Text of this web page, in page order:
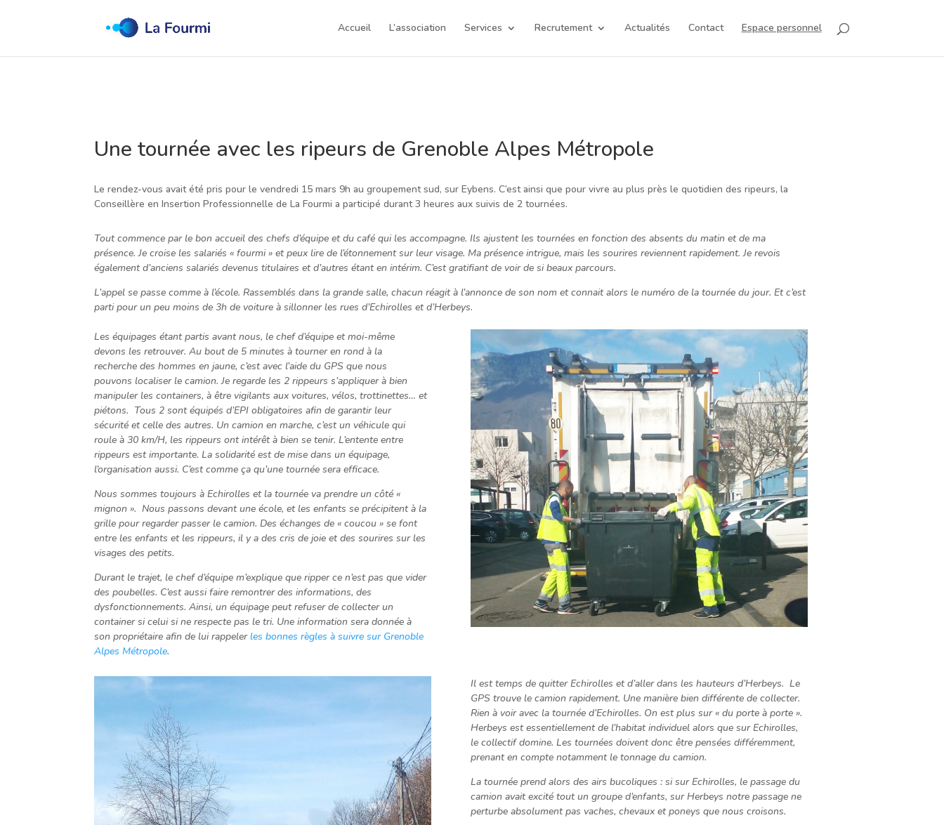
Accueil L’association Services Recrutement Actualités Contact Espace personnel
Une tournée avec les ripeurs de Grenoble Alpes Métropole
Le rendez-vous avait été pris pour le vendredi 15 mars 9h au groupement sud, sur Eybens. C’est ainsi que pour vivre au plus près le quotidien des ripeurs, la
Conseillère en Insertion Professionnelle de La Fourmi a participé durant 3 heures aux suivis de 2 tournées.
Tout commence par le bon accueil des chefs d’équipe et du café qui les accompagne. Ils ajustent les tournées en fonction des absents du matin et de ma
présence. Je croise les salariés « fourmi » et peux lire de l’étonnement sur leur visage. Ma présence intrigue, mais les sourires reviennent rapidement. Je revois
également d’anciens salariés devenus titulaires et d’autres étant en intérim. C’est gratifiant de voir de si beaux parcours.
L’appel se passe comme à l’école. Rassemblés dans la grande salle, chacun réagit à l’annonce de son nom et connait alors le numéro de la tournée du jour. Et c’est
parti pour un peu moins de 3h de voiture à sillonner les rues d’Echirolles et d’Herbeys.
Les équipages étant partis avant nous, le chef d’équipe et moi-même
devons les retrouver. Au bout de 5 minutes à tourner en rond à la
recherche des hommes en jaune, c’est avec l’aide du GPS que nous
pouvons localiser le camion. Je regarde les 2 rippeurs s’appliquer à bien
manipuler les containers, à être vigilants aux voitures, vélos, trottinettes… et
piétons. Tous 2 sont équipés d’EPI obligatoires afin de garantir leur
sécurité et celle des autres. Un camion en marche, c’est un véhicule qui
roule à 30 km/H, les rippeurs ont intérêt à bien se tenir. L’entente entre
rippeurs est importante. La solidarité est de mise dans un équipage,
l’organisation aussi. C’est comme ça qu’une tournée sera efficace.
Nous sommes toujours à Echirolles et la tournée va prendre un côté «
mignon ». Nous passons devant une école, et les enfants se précipitent à la
grille pour regarder passer le camion. Des échanges de « coucou » se font
entre les enfants et les rippeurs, il y a des cris de joie et des sourires sur les
visages des petits.
Durant le trajet, le chef d’équipe m’explique que ripper ce n’est pas que vider
des poubelles. C’est aussi faire remontrer des informations, des
dysfonctionnements. Ainsi, un équipage peut refuser de collecter un
container si celui si ne respecte pas le tri. Une information sera donnée à
son propriétaire afin de lui rappelerles bonnes règles à suivre sur Grenoble
Alpes Métropole.
Il est temps de quitter Echirolles et d’aller dans les hauteurs d’Herbeys. Le
GPS trouve le camion rapidement. Une manière bien différente de collecter.
Rien à voir avec la tournée d’Echirolles. On est plus sur « du porte à porte ».
Herbeys est essentiellement de l’habitat individuel alors que sur Echirolles,
le collectif domine. Les tournées doivent donc être pensées différemment,
prenant en compte notamment le tonnage du camion.
La tournée prend alors des airs bucoliques : si sur Echirolles, le passage du
camion avait excité tout un groupe d’enfants, sur Herbeys notre passage ne
perturbe absolument pas vaches, chevaux et poneys que nous croisons.